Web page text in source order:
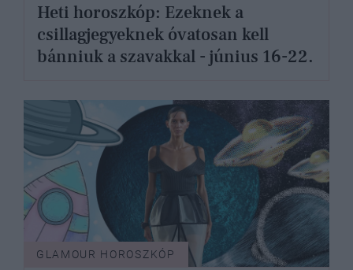
Heti horoszkóp: Ezeknek a
csillagjegyeknek óvatosan kell
bánniuk a szavakkal - június 16-22.
GLAMOUR HOROSZKÓP